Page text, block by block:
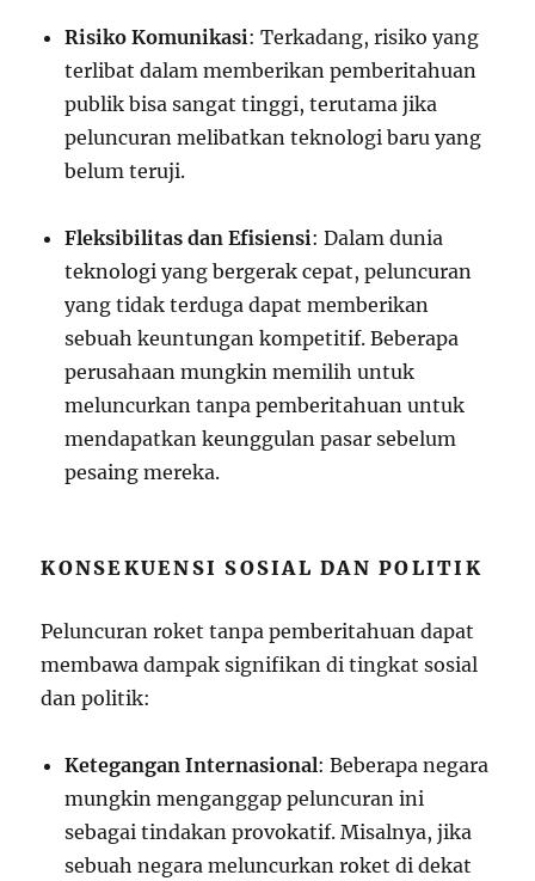
Risiko Komunikasi: Terkadang, risiko yang
terlibat dalam memberikan pemberitahuan
publik bisa sangat tinggi, terutama jika
peluncuran melibatkan teknologi baru yang
belum teruji.
Fleksibilitas dan Efisiensi: Dalam dunia
teknologi yang bergerak cepat, peluncuran
yang tidak terduga dapat memberikan
sebuah keuntungan kompetitif. Beberapa
perusahaan mungkin memilih untuk
meluncurkan tanpa pemberitahuan untuk
mendapatkan keunggulan pasar sebelum
pesaing mereka.
KONSEKUENSI SOSIAL DAN POLITIK
Peluncuran roket tanpa pemberitahuan dapat
membawa dampak signifikan di tingkat sosial
dan politik:
Ketegangan Internasional: Beberapa negara
mungkin menganggap peluncuran ini
sebagai tindakan provokatif. Misalnya, jika
sebuah negara meluncurkan roket di dekat